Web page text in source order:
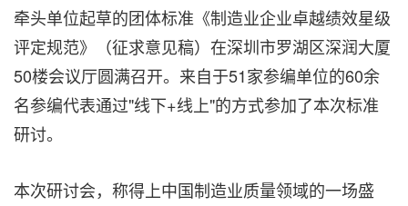
牵头单位起草的团体标准《制造业企业卓越绩效星级
评定规范》（征求意见稿）在深圳市罗湖区深润大厦
50楼会议厅圆满召开。来自于51家参编单位的60余
名参编代表通过"线下+线上"的方式参加了本次标准
研讨。
本次研讨会，称得上中国制造业质量领域的一场盛